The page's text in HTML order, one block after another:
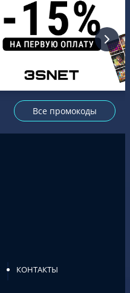
Все промокоды
КОНТАКТЫ